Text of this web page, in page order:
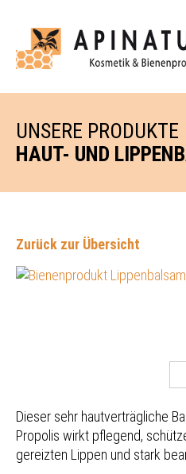
UNSERE PRODUKTE
HAUT- UND
Zurück zur Übersicht
Dieser sehr hautverträgliche
Propolis wirkt pflegend,
gereizten Lippen und stark